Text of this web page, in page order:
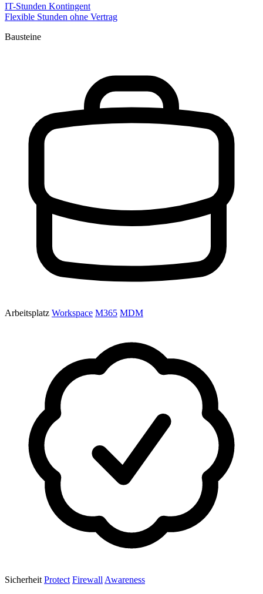
IT-Stunden Kontingent
Flexible Stunden ohne Vertrag
Bausteine
Arbeitsplatz Workspace M365 MDM
Sicherheit Protect Firewall Awareness